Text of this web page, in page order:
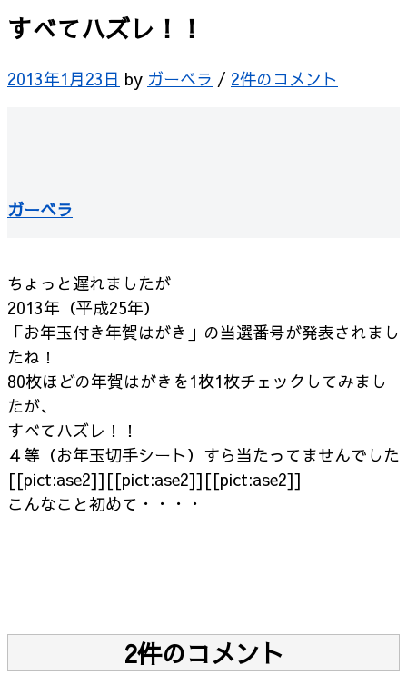
すべてハズレ！！
2013年1月23日 by ガーベラ / 2件のコメント
ガーベラ
ちょっと遅れましたが
2013年（平成25年）
「お年玉付き年賀はがき」の当選番号が発表されまし
たね！
80枚ほどの年賀はがきを1枚1枚チェックしてみまし
たが、
すべてハズレ！！
４等（お年玉切手シート）すら当たってませんでした
[[pict:ase2]][[pict:ase2]][[pict:ase2]]
こんなこと初めて・・・・
2件のコメント